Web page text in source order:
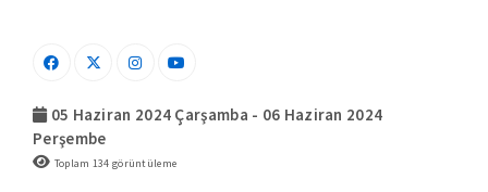
05 Haziran 2024 Çarşamba - 06 Haziran 2024
Perşembe
Toplam 134 görüntüleme